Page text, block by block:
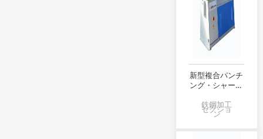
新型複合パンチ
ング・シャーリ
鉄鋼加工
セクショ
ン